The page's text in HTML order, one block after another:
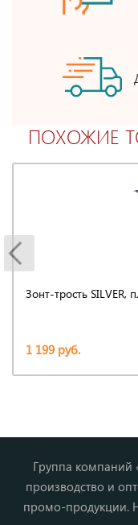
ПОХОЖИЕ
Зонт-трость SILVER,
1 199 руб.
Группа компаний
производство и
промо-продукции.